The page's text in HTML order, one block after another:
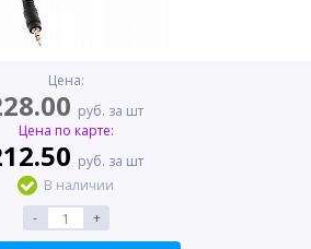
Цена:
руб. за шт
Цена по карте:
руб. за шт
В наличии
-
+